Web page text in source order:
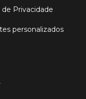
de Privacidade
personalizados